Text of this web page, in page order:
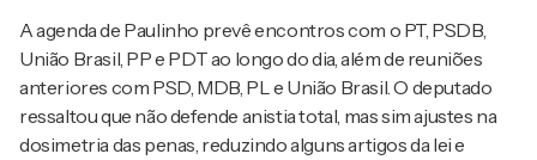
A agenda de Paulinho prevê encontros com o PT, PSDB,
União Brasil, PP e PDT ao longo do dia, além de reuniões
anteriores com PSD, MDB, PL e União Brasil. O deputado
ressaltou que não defende anistia total, mas sim ajustes na
dosimetria das penas, reduzindo alguns artigos da lei e